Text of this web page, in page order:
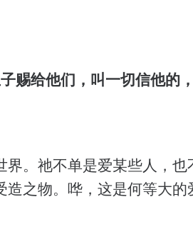
赐给他们，叫一切信他的
。祂不单是爱某些人，
之物。哗，这是何等大的